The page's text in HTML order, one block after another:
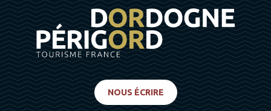
NOUS ÉCRIRE